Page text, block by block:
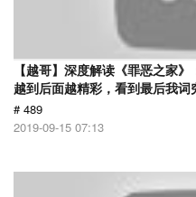
【越哥】深度解读《罪恶之家
越到后面越精彩，看到最后我词
# 489
2019-09-15 07:13